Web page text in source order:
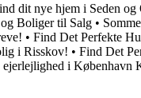
dit nye hjem i Seden
Boliger til Salg •
• Find Det Perfekte
i Risskov! • Find Det
i København